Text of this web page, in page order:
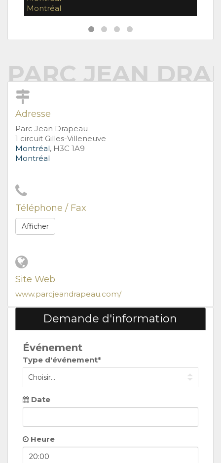
Montréal
PARC JEAN
Adresse
Parc Jean Drapeau
1 circuit Gilles-Villeneuve
Montréal, H3C 1A9
Montréal
Téléphone / Fax
Afficher
Site Web
www.parcjeandrapeau.com/
Demande d'information
Événement
Type d'événement*
Date
Heure